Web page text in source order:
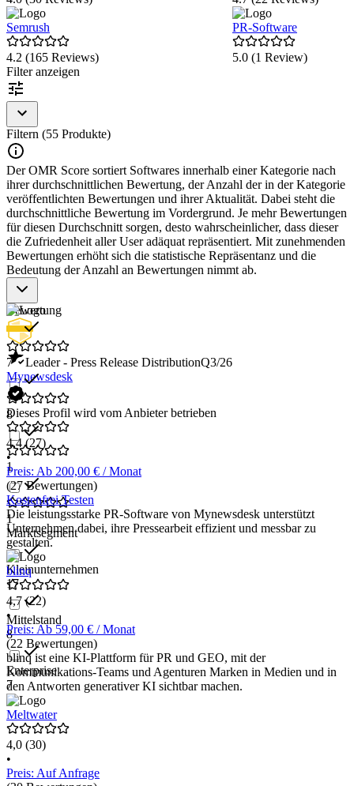
Semrush
4.2 (165 Reviews)
PR-Software
5.0 (1 Review)
Item
1
of
Filter anzeigen
Filtern (55 Produkte)
Der OMR Score sortiert Softwares innerhalb einer Kategorie nach
ihrer durchschnittlichen Bewertung, der Anzahl der in der Kategorie
veröffentlichten Bewertungen und ihrer Aktualität. Dabei steht die
durchschnittliche Bewertung im Vordergrund. Je mehr Bewertungen
für diesen Durchschnitt sorgen, desto wahrscheinlicher, dass dieser
die Zufriedenheit aller User adäquat repräsentiert. Mit zunehmenden
Bewertungen erhöht sich die statistische Repräsentanz und die
Bedeutung der Anzahl an Bewertungen nimmt ab.
Bewertung
7
8
1
1
Marktsegment
Kleinunternehmen
17
Mittelstand
8
Enterprise
7
Leader - Press Release DistributionQ3/26
Mynewsdesk
Dieses Profil wird vom Anbieter betrieben
4,4(27)
•
Preis: Ab 200,00 € / Monat
(27 Bewertungen)
Kostenfrei Testen
Die leistungsstarke PR-Software von Mynewsdesk unterstützt
Unternehmen dabei, ihre Pressearbeit effizient und messbar zu
gestalten.
blinq
4,7(22)
•
Preis: Ab 59,00 € / Monat
(22 Bewertungen)
blinq ist eine KI-Plattform für PR und GEO, mit der
Kommunikations-Teams und Agenturen Marken in Medien und in
den Antworten generativer KI sichtbar machen.
Meltwater
4,0 (30)
•
Preis: Auf Anfrage